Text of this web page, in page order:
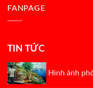
FANPAGE
TIN TỨC
Hình ảnh